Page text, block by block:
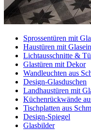
Sprossentüren mit
Haustüren mit
Lichtausschnitte &
Glastüren mit Dekor
Wandleuchten aus
Design-Glasduschen
Landhaustüren mit
Küchenrückwände
Tischplatten aus
Design-Spiegel
Glasbilder